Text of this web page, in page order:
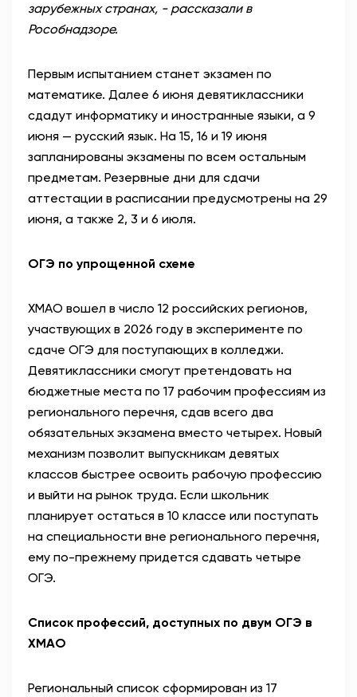
зарубежных странах, - рассказали в
Рособнадзоре.
Первым испытанием станет экзамен по
математике. Далее 6 июня девятиклассники
сдадут информатику и иностранные языки, а 9
июня — русский язык. На 15, 16 и 19 июня
запланированы экзамены по всем остальным
предметам. Резервные дни для сдачи
аттестации в расписании предусмотрены на 29
июня, а также 2, 3 и 6 июля.
ОГЭ по упрощенной схеме
ХМАО вошел в число 12 российских регионов,
участвующих в 2026 году в эксперименте по
сдаче ОГЭ для поступающих в колледжи.
Девятиклассники смогут претендовать на
бюджетные места по 17 рабочим профессиям из
регионального перечня, сдав всего два
обязательных экзамена вместо четырех. Новый
механизм позволит выпускникам девятых
классов быстрее освоить рабочую профессию
и выйти на рынок труда. Если школьник
планирует остаться в 10 классе или поступать
на специальности вне регионального перечня,
ему по-прежнему придется сдавать четыре
ОГЭ.
Список профессий, доступных по двум ОГЭ в
ХМАО
Региональный список сформирован из 17